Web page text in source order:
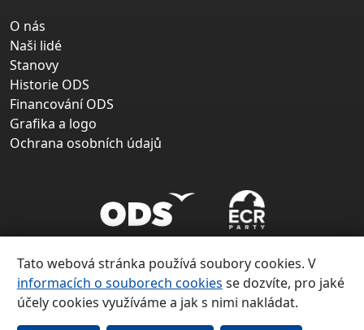
O nás
Naši lidé
Stanovy
Historie ODS
Financování ODS
Grafika a logo
Ochrana osobních údajů
Tato webová stránka používá soubory cookies. V
informacích o souborech cookies se dozvíte, pro jaké
účely cookies využíváme a jak s nimi nakládat.